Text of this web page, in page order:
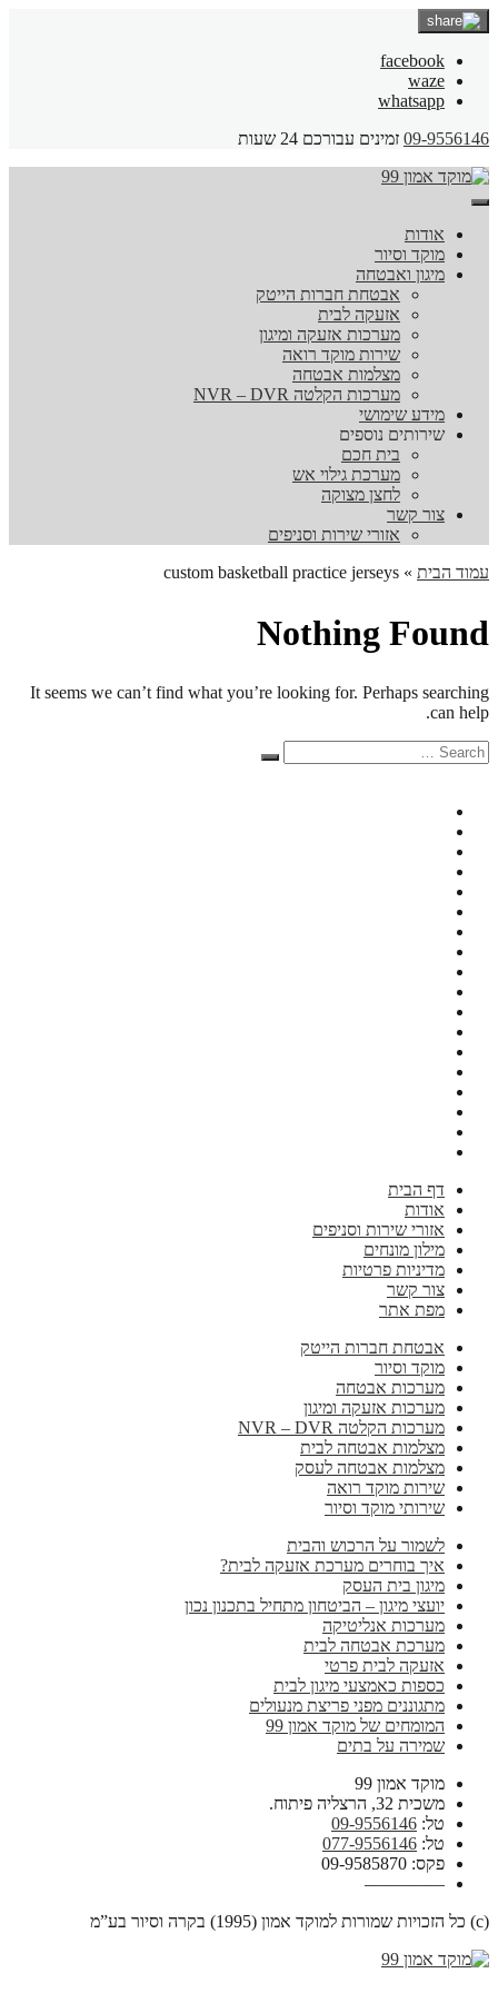
facebook
waze
whatsapp
09-9556146 זמינים עבורכם 24 שעות
אודות
מוקד וסיור
מיגון ואבטחה
אבטחת חברות הייטק
אזעקה לבית
מערכות אזעקה ומיגון
שירות מוקד רואה
מצלמות אבטחה
מערכות הקלטה NVR – DVR
מידע שימושי
שירותים נוספים
בית חכם
מערכת גילוי אש
לחצן מצוקה
צור קשר
אזורי שירות וסניפים
עמוד הבית »
custom basketball practice jerseys
Nothing Found
It seems we can’t find what you’re looking for. Perhaps searching
can help.
Search
for:
Search
דף הבית
אודות
אזורי שירות וסניפים
מילון מונחים
מדיניות פרטיות
צור קשר
מפת אתר
אבטחת חברות הייטק
מוקד וסיור
מערכות אבטחה
מערכות אזעקה ומיגון
מערכות הקלטה NVR – DVR
מצלמות אבטחה לבית
מצלמות אבטחה לעסק
שירות מוקד רואה
שירותי מוקד וסיור
לשמור על הרכוש והבית
איך בוחרים מערכת אזעקה לבית?
מיגון בית העסק
יועצי מיגון – הביטחון מתחיל בתכנון נכון
מערכות אנליטיקה
מערכת אבטחה לבית
אזעקה לבית פרטי
כספות כאמצעי מיגון לבית
מתגוננים מפני פריצת מנעולים
המומחים של מוקד אמון 99
שמירה על בתים
מוקד אמון 99
משכית 32, הרצליה פיתוח.
טל: 09-9556146
טל: 077-9556146
פקס: 09-9585870
————–
(c) כל הזכויות שמורות למוקד אמון (1995) בקרה וסיור בע”מ